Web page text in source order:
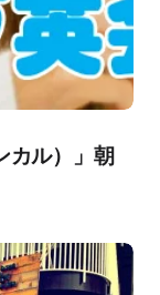
カル）」朝